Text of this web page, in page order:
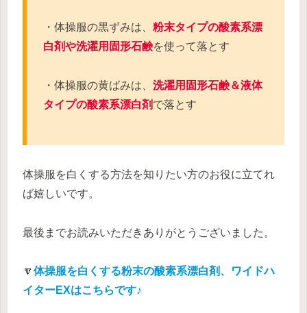
・体操服の黒ずみは、 粉末タイプの酸素系漂
白剤や洗濯用固形石鹸を使って落とす
・体操服の黄ばみは、 洗濯用固形石鹸＆液体
タイプの酸素系漂白剤 で落とす
体操服を白くする方法を知りたい方のお役に立てれ
ば嬉しいです。
最後までお読みいただきありがとうございました。
🔽 体操服を白くする粉末の酸素系漂白剤、ワイドハ
イターEXはこちらです♪